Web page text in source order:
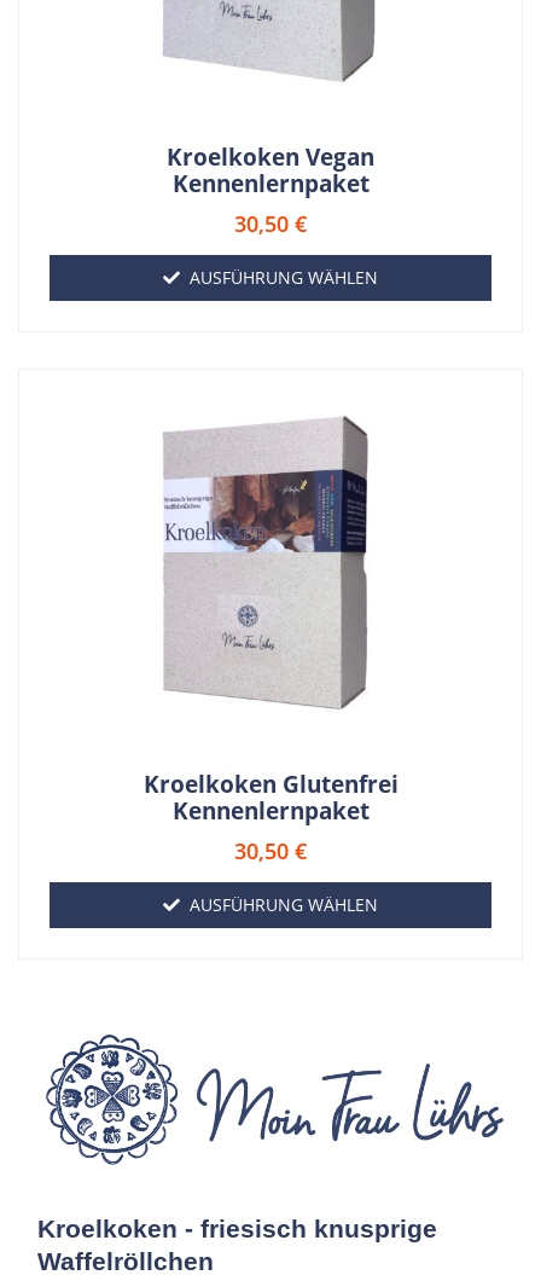
Kroelkoken Vegan
Kennenlernpaket
30,50 €
AUSFÜHRUNG WÄHLEN
Kroelkoken Glutenfrei
Kennenlernpaket
30,50 €
AUSFÜHRUNG WÄHLEN
Kroelkoken - friesisch knusprige
Waffelröllchen